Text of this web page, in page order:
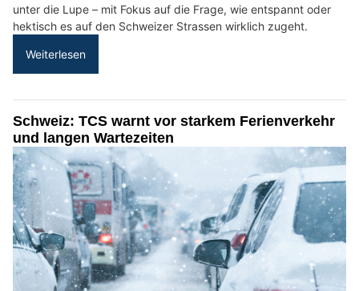
unter die Lupe – mit Fokus auf die Frage, wie entspannt oder
hektisch es auf den Schweizer Strassen wirklich zugeht.
Weiterlesen
Schweiz: TCS warnt vor starkem Ferienverkehr
und langen Wartezeiten